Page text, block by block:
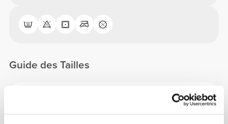
Guide des Tailles